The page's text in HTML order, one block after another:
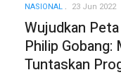
NASIONAL 23 Jun 2022
Wujudkan
Philip
Tuntaskan